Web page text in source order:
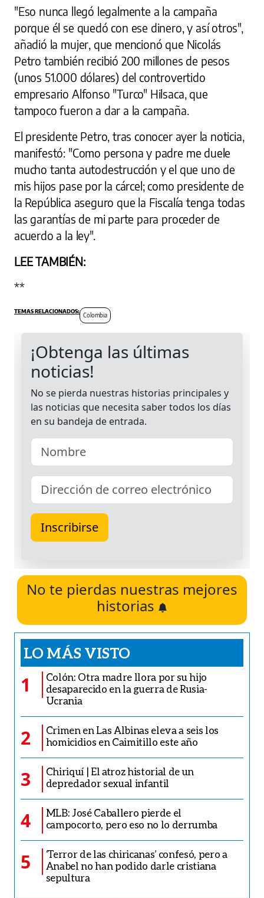
"Eso nunca llegó legalmente a la campaña
porque él se quedó con ese dinero, y así otros",
añadió la mujer, que mencionó que Nicolás
Petro también recibió 200 millones de pesos
(unos 51.000 dólares) del controvertido
empresario Alfonso "Turco" Hilsaca, que
tampoco fueron a dar a la campaña.
El presidente Petro, tras conocer ayer la noticia,
manifestó: "Como persona y padre me duele
mucho tanta autodestrucción y el que uno de
mis hijos pase por la cárcel; como presidente de
la República aseguro que la Fiscalía tenga todas
las garantías de mi parte para proceder de
acuerdo a la ley".
LEE TAMBIÉN:
**
Colombia
No te pierdas nuestras mejores
historias
LO MÁS VISTO
1
Colón: Otra madre llora por su hijo
desaparecido en la guerra de Rusia-
Ucrania
2
Crimen en Las Albinas eleva a seis los
homicidios en Caimitillo este año
3
Chiriquí | El atroz historial de un
depredador sexual infantil
4
MLB: José Caballero pierde el
campocorto, pero eso no lo derrumba
5
‘Terror de las chiricanas’ confesó, pero a
Anabel no han podido darle cristiana
sepultura